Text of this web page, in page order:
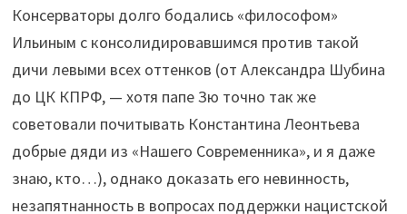
Консерваторы долго бодались «философом»
Ильиным с консолидировавшимся против такой
дичи левыми всех оттенков (от Александра Шубина
до ЦК КПРФ, — хотя папе Зю точно так же
советовали почитывать Константина Леонтьева
добрые дяди из «Нашего Современника», и я даже
знаю, кто…), однако доказать его невинность,
незапятнанность в вопросах поддержки нацистской